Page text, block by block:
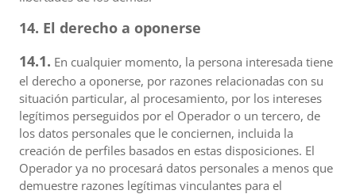
14. El derecho a oponerse
14.1. En cualquier momento, la persona interesada tiene
el derecho a oponerse, por razones relacionadas con su
situación particular, al procesamiento, por los intereses
legítimos perseguidos por el Operador o un tercero, de
los datos personales que le conciernen, incluida la
creación de perfiles basados en estas disposiciones. El
Operador ya no procesará datos personales a menos que
demuestre razones legítimas vinculantes para el